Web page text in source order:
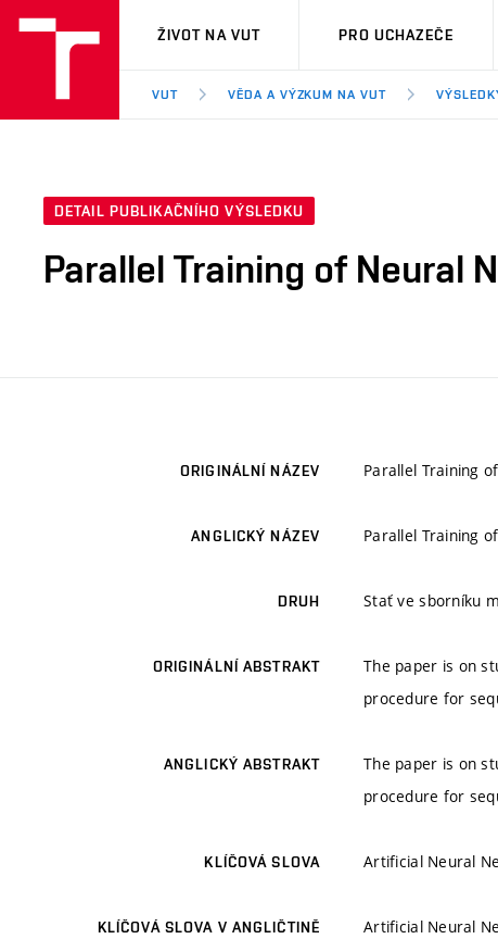
VUT
ŽIVOT NA VUT PRO UCHAZEČE
VUT VĚDA A VÝZKUM NA VUT
DETAIL PUBLIKAČNÍHO VÝSLEDKU
Parallel Training of Neural
ORIGINÁLNÍ NÁZEV Parallel Training
ANGLICKÝ NÁZEV Parallel Training
DRUH Stať ve sborníku
ORIGINÁLNÍ ABSTRAKT
The paper is on
procedure for
ANGLICKÝ ABSTRAKT
The paper is on
procedure for
KLÍČOVÁ SLOVA Artificial Neural
KLÍČOVÁ SLOVA V ANGLIČTINĚ Artificial Neural